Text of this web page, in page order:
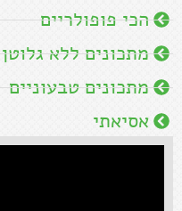
הכי פופולריים
מתכונים ללא גלוטן
מתכונים טבעוניים
אסיאתי